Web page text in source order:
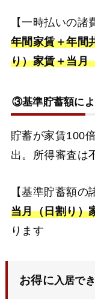
【一時払いの諸
年間家賃＋年間
り）家賃＋当月
③基準貯蓄額に
貯蓄が家賃100
出。所得審査は
【基準貯蓄額の
当月（日割り）
ります
お得に 入居で